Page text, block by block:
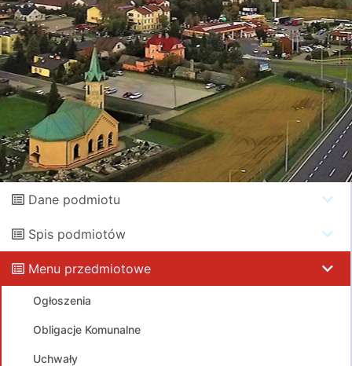
Dane podmiotu
Spis podmiotów
Menu przedmiotowe
Ogłoszenia
Obligacje Komunalne
Uchwały